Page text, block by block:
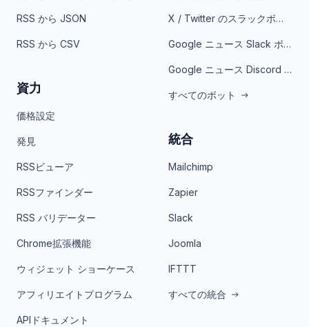
RSS から JSON
RSS から CSV
資力
価格設定
発見
RSSビューア
RSSファインダー
RSS バリデーター
Chrome拡張機能
ウィジェット ショーケース
アフィリエイトプログラム
APIドキュメント
X / Twitter のスラックボット
Google ニュース Slack ボット
Google ニュース Discord ボット
すべてのボット
統合
Mailchimp
Zapier
Slack
Joomla
IFTTT
すべての統合